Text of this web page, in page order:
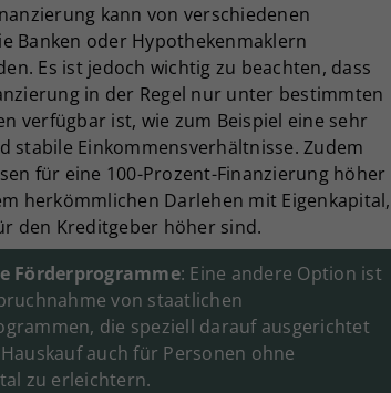
kann von verschiedenen
Banken oder Hypothekenmaklern
Es ist jedoch wichtig zu beachten, dass
in der Regel nur unter bestimmten
verfügbar ist, wie zum Beispiel eine sehr
stabile Einkommensverhältnisse. Zudem
für eine 100-Prozent-Finanzierung höher
herkömmlichen Darlehen mit Eigenkapital,
den Kreditgeber höher sind.
Förderprogramme: Eine andere Option ist
von staatlichen
die speziell darauf ausgerichtet
auch für Personen ohne
zu erleichtern.